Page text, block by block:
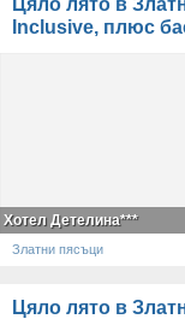
Цяло лято в
Inclusive, плюс
Хотел Детелина***
Златни пясъци
Цяло лято в